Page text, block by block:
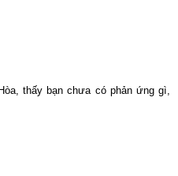
thấy bạn chưa có phản ứng gì,